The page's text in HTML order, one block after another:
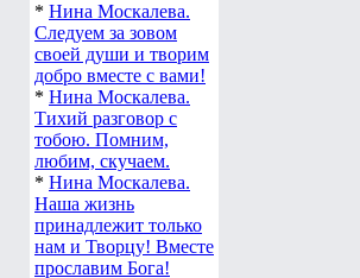
* Нина Москалева.
Следуем за зовом
своей души и творим
добро вместе с вами!
* Нина Москалева.
Тихий разговор с
тобою. Помним,
любим, скучаем.
* Нина Москалева.
Наша жизнь
принадлежит только
нам и Творцу! Вместе
прославим Бога!